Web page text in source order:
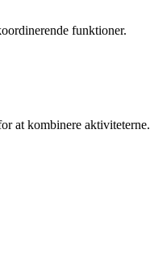
funktioner.
at kombinere aktiviteterne.